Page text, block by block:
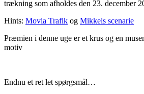
trækning som afholdes den 23. december
Hints: Movia Trafik og Mikkels scenarie
Præmien i denne uge er et krus og en
motiv
Endnu et ret let spørgsmål…